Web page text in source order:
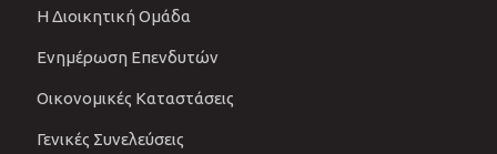
Η Διοικητική Ομάδα
Ενημέρωση Επενδυτών
Οικονομικές Καταστάσεις
Γενικές Συνελεύσεις